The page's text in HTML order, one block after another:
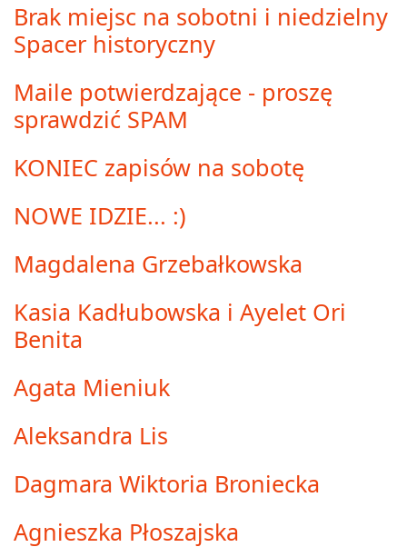
Brak miejsc na sobotni i niedzielny
Spacer historyczny
Maile potwierdzające - proszę
sprawdzić SPAM
KONIEC zapisów na sobotę
NOWE IDZIE... :)
Magdalena Grzebałkowska
Kasia Kadłubowska i Ayelet Ori
Benita
Agata Mieniuk
Aleksandra Lis
Dagmara Wiktoria Broniecka
Agnieszka Płoszajska